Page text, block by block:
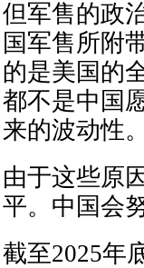
但军售的政
国军售所附
的是美国的
都不是中国
来的波动性
由于这些原
平。中国会
截至2025年